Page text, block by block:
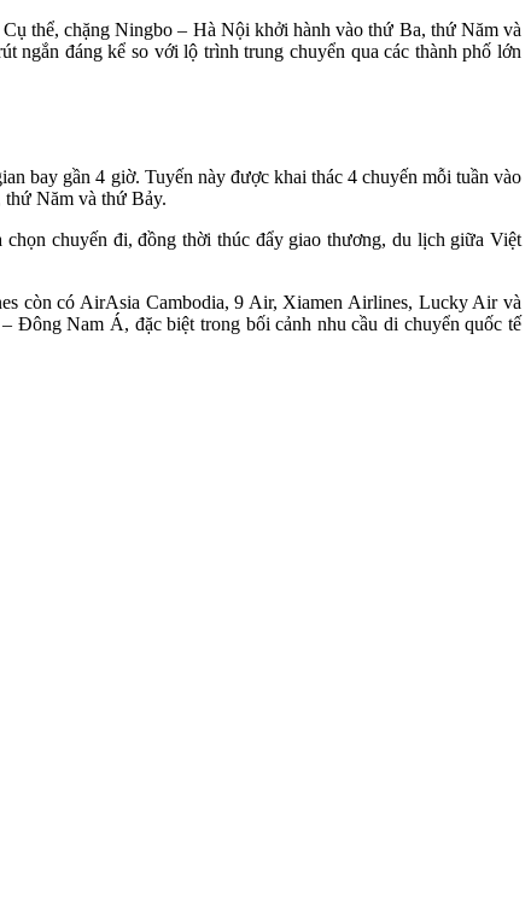
thể, chặng Ningbo – Hà Nội khởi hành vào thứ Ba, thứ Năm và
đáng kể so với lộ trình trung chuyển qua các thành phố lớn
bay gần 4 giờ. Tuyến này được khai thác 4 chuyến mỗi tuần vào
Năm và thứ Bảy.
chuyến đi, đồng thời thúc đẩy giao thương, du lịch giữa Việt
còn có AirAsia Cambodia, 9 Air, Xiamen Airlines, Lucky Air và
Đông Nam Á, đặc biệt trong bối cảnh nhu cầu di chuyển quốc tế